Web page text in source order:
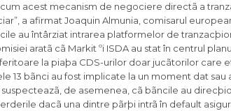
acest mecanism de negociere directã a
a afirmat Joaquin Almunia, comisarul
au întârziat intrarea platformelor de
aratã cã Markit ºi ISDA au stat în centrul
la piaþa CDS-urilor doar jucãtorilor care
13 bãnci au fost implicate la un moment dat sau
de asemenea, cã bãncile au
dacã una dintre pãrþi intrã în default